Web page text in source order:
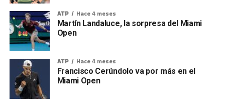
ATP Hace 4 meses
Martín Landaluce, la sorpresa del Miami
Open
ATP Hace 4 meses
Francisco Cerúndolo va por más en el
Miami Open